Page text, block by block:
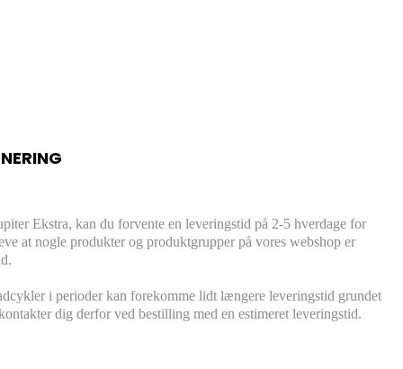
Ekstra, kan du forvente en leveringstid på 2-5 hverdage for
at nogle produkter og produktgrupper på vores webshop er
i perioder kan forekomme lidt længere leveringstid grundet
dig derfor ved bestilling med en estimeret leveringstid.